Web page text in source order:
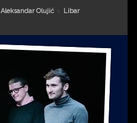
Aleksandar Olujić Kategorije:
Libar